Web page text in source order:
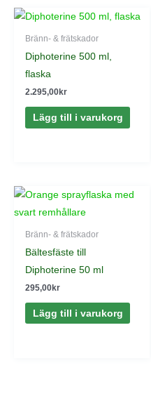
Bränn- & frätskador
Diphoterine 500 ml,
flaska
2.295,00kr
Lägg till i varukorg
Bränn- & frätskador
Bältesfäste till
Diphoterine 50 ml
295,00kr
Lägg till i varukorg